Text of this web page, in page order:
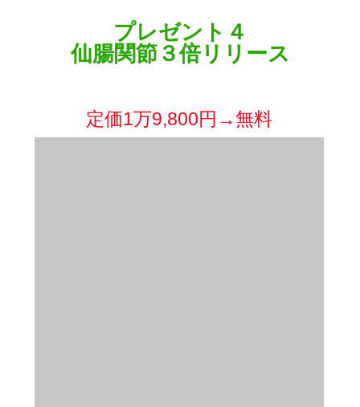
プレゼント４
仙腸関節３倍リリース
定価1万9,800円→無料